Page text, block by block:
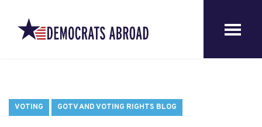
VOTING GOTV AND VOTING RIGHTS BLOG